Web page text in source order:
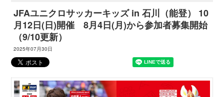
JFAユニクロサッカーキッズ in 石川（能登） 10
月12日(日)開催 8月4日(月)から参加者募集開始
（9/10更新）
2025年07月30日